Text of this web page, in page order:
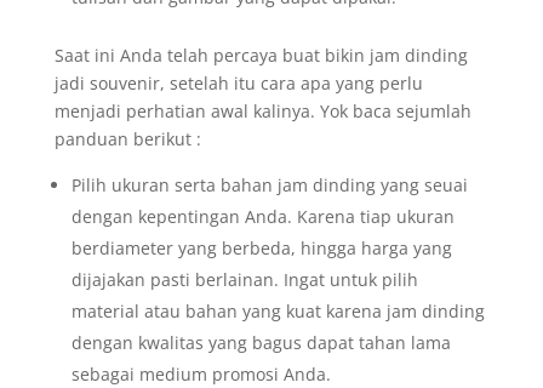
Saat ini Anda telah percaya buat bikin jam dinding
jadi souvenir, setelah itu cara apa yang perlu
menjadi perhatian awal kalinya. Yok baca sejumlah
panduan berikut :
Pilih ukuran serta bahan jam dinding yang seuai
dengan kepentingan Anda. Karena tiap ukuran
berdiameter yang berbeda, hingga harga yang
dijajakan pasti berlainan. Ingat untuk pilih
material atau bahan yang kuat karena jam dinding
dengan kwalitas yang bagus dapat tahan lama
sebagai medium promosi Anda.